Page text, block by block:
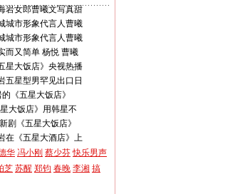
岩女郎曹曦文写真甜
城市形象代言人曹曦
城市形象代言人曹曦
而又简单 杨悦 曹曦
星大饭店》央视热播
五星型男罕见出口日
《五星大饭店》
星大饭店》用韩星不
剧《五星大饭店》
在《五星大酒店》上
华 冯小刚 蔡少芬 快乐男声
芝 苏醒 郑钧 春晚 李湘 搞